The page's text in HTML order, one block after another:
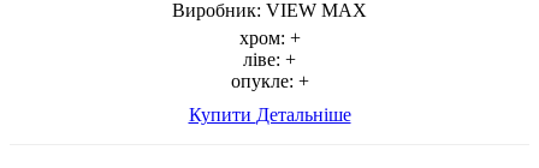
Виробник: VIEW MAX
хром: +
ліве: +
опукле: +
Купити Детальніше